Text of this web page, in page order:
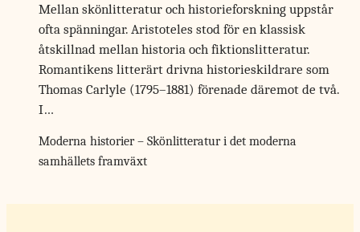
Mellan skönlitteratur och historieforskning uppstår
ofta spänningar. Aristoteles stod för en klassisk
åtskillnad mellan historia och fiktions­litteratur.
Romantikens litterärt drivna historieskildrare som
Thomas Carlyle (1795–1881) förenade däremot de två.
I…
Moderna historier – Skönlitteratur i det moderna
samhällets framväxt